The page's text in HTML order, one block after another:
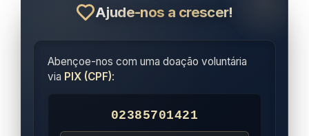
Ajude-nos a crescer!
Abençoe-nos com uma doação voluntária
via PIX (CPF):
02385701421